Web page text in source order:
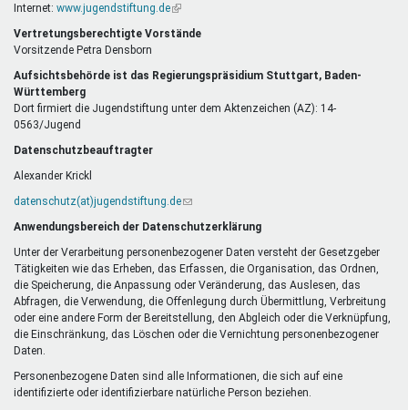
sendet
Mail)
Internet: www.jugendstiftung.de(Link
extern)
Vertretungsberechtigte Vorstände
Vorsitzende Petra Densborn
Aufsichtsbehörde ist das Regierungspräsidium Stuttgart, Baden-
Württemberg
Dort firmiert die Jugendstiftung unter dem Aktenzeichen (AZ): 14-
0563/Jugend
Datenschutzbeauftragter
Alexander Krickl
datenschutz(at)jugendstiftung.de(Link
E-
Mail)
Anwendungsbereich der Datenschutzerklärung
Unter der Verarbeitung personenbezogener Daten versteht der Gesetzgeber
Tätigkeiten wie das Erheben, das Erfassen, die Organisation, das Ordnen,
die Speicherung, die Anpassung oder Veränderung, das Auslesen, das
Abfragen, die Verwendung, die Offenlegung durch Übermittlung, Verbreitung
oder eine andere Form der Bereitstellung, den Abgleich oder die Verknüpfung,
die Einschränkung, das Löschen oder die Vernichtung personenbezogener
Daten.
Personenbezogene Daten sind alle Informationen, die sich auf eine
identifizierte oder identifizierbare natürliche Person beziehen.